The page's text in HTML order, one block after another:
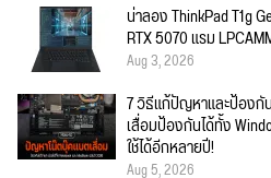
น่าลอง ThinkPad T1g
RTX 5070 แรม
Aug 3, 2026
7 วิธีแก้ปัญหาและป้องกั
เสื่อมป้องกันได้ทั้ง
ใช้ได้อีกหลายปี!
Aug 5, 2026